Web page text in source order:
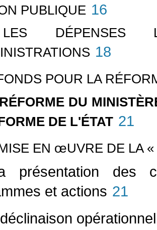
PUBLIQUE 16
DÉPENSES
18
POUR LA
DU
DE L'ÉTAT 21
EN œUVRE DE LA
présentation des
et actions 21